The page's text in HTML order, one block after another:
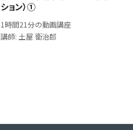
ション）①
1時間21分の動画講座
講師: 土屋 衛治郎